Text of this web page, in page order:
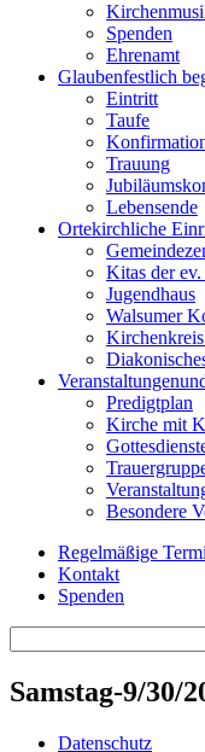
Spenden
Ehrenamt
Glaubenfestlich
Eintritt
Taufe
Trauung
Lebensende
Ortekirchliche
Kitas der
Jugendhaus
Walsumer
Veranstaltungen
Predigtplan
Kirche mit
Besondere
Regelmäßige
Kontakt
Spenden
for:
Samstag-9/30/
Datenschutz